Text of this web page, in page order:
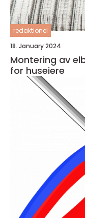
redaktionel
18. January 2024
Montering av
for huseiere